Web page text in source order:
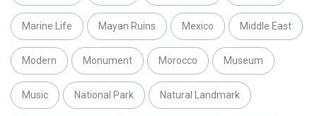
Marine Life Mayan Ruins Mexico Middle East
Modern Monument Morocco Museum
Music National Park Natural Landmark